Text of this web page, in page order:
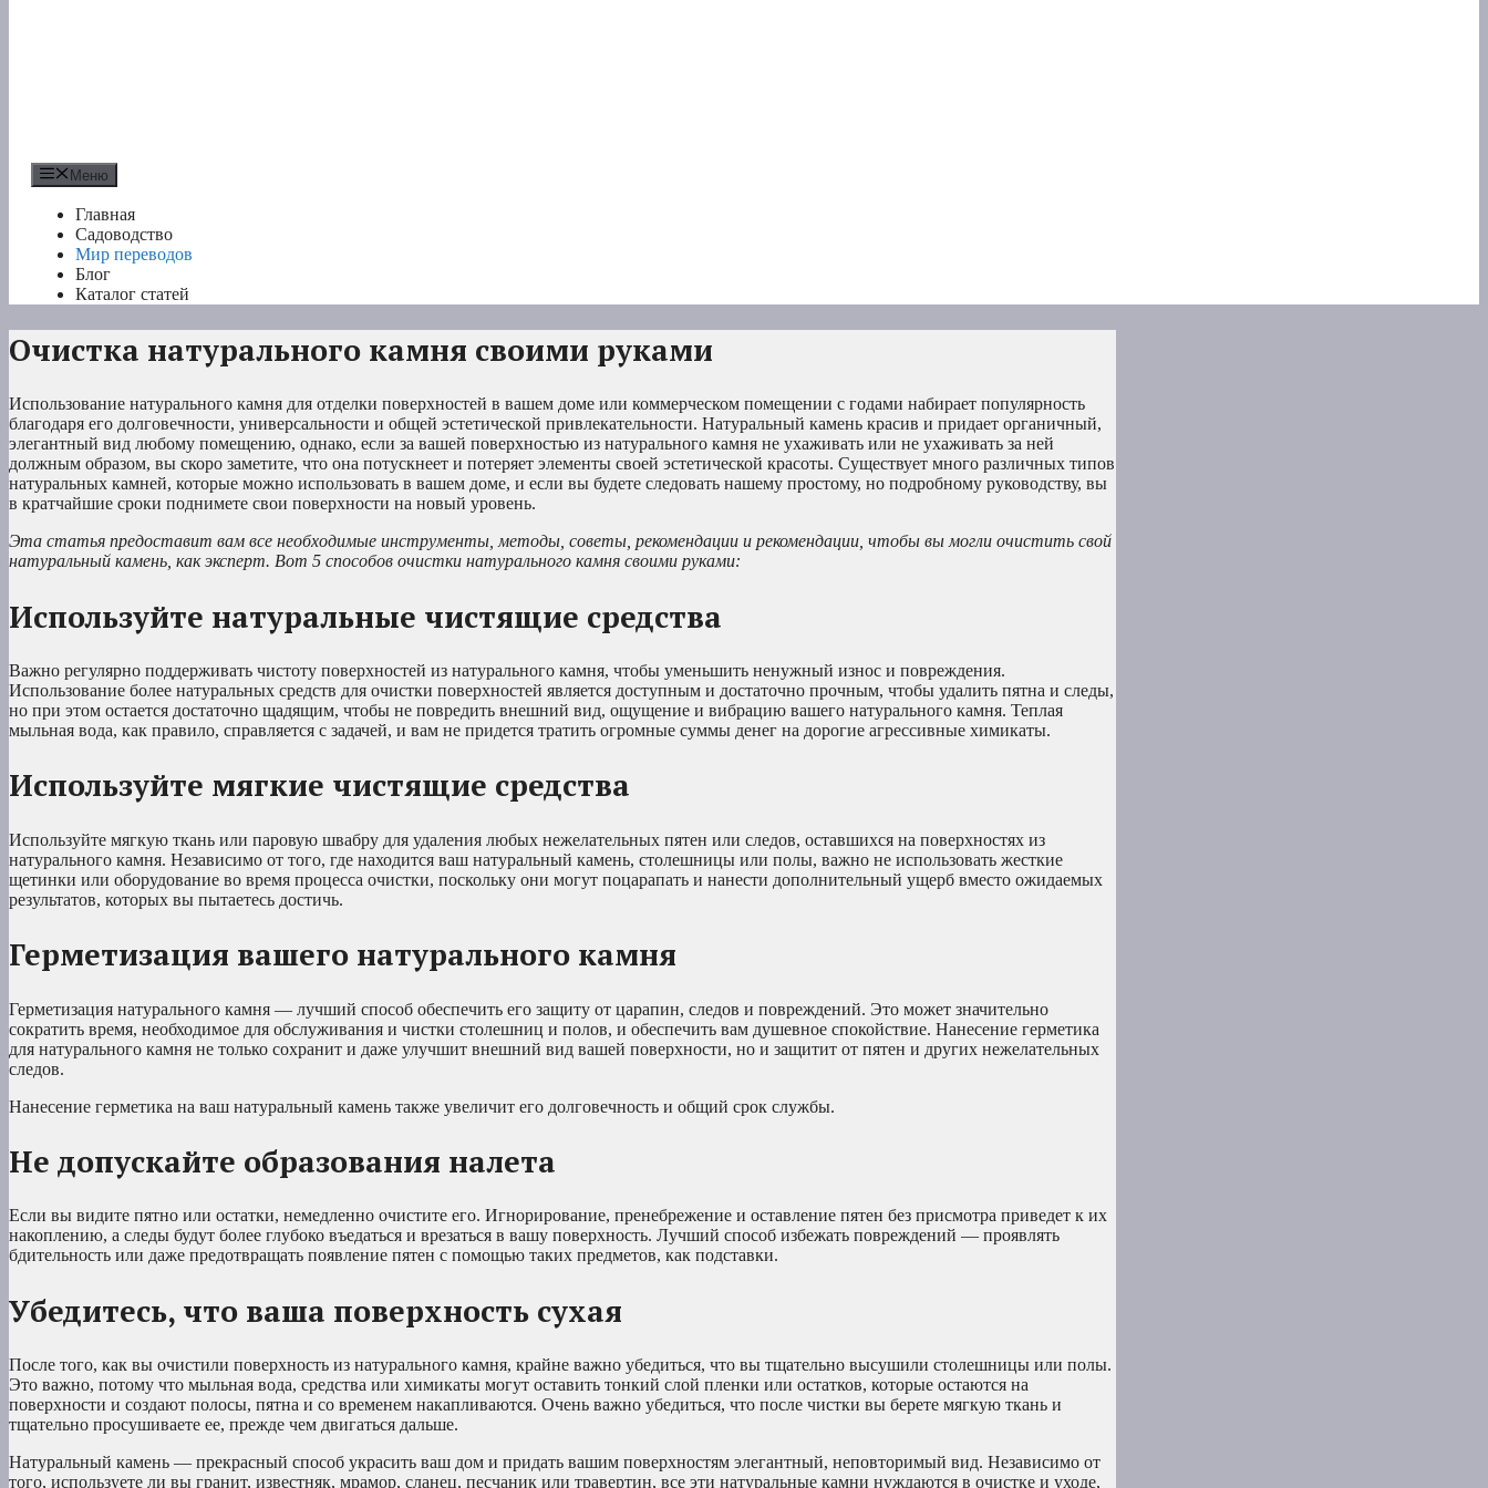
Меню
Главная
Садоводство
Мир переводов
Блог
Каталог статей
Очистка натурального камня своими руками
Использование натурального камня для отделки поверхностей в вашем доме или коммерческом помещении с годами набирает популярность
благодаря его долговечности, универсальности и общей эстетической привлекательности. Натуральный камень красив и придает органичный,
элегантный вид любому помещению, однако, если за вашей поверхностью из натурального камня не ухаживать или не ухаживать за ней
должным образом, вы скоро заметите, что она потускнеет и потеряет элементы своей эстетической красоты. Существует много различных типов
натуральных камней, которые можно использовать в вашем доме, и если вы будете следовать нашему простому, но подробному руководству, вы
в кратчайшие сроки поднимете свои поверхности на новый уровень.
Эта статья предоставит вам все необходимые инструменты, методы, советы, рекомендации и рекомендации, чтобы вы могли очистить свой
натуральный камень, как эксперт. Вот 5 способов очистки натурального камня своими руками:
Используйте натуральные чистящие средства
Важно регулярно поддерживать чистоту поверхностей из натурального камня, чтобы уменьшить ненужный износ и повреждения.
Использование более натуральных средств для очистки поверхностей является доступным и достаточно прочным, чтобы удалить пятна и следы,
но при этом остается достаточно щадящим, чтобы не повредить внешний вид, ощущение и вибрацию вашего натурального камня. Теплая
мыльная вода, как правило, справляется с задачей, и вам не придется тратить огромные суммы денег на дорогие агрессивные химикаты.
Используйте мягкие чистящие средства
Используйте мягкую ткань или паровую швабру для удаления любых нежелательных пятен или следов, оставшихся на поверхностях из
натурального камня. Независимо от того, где находится ваш натуральный камень, столешницы или полы, важно не использовать жесткие
щетинки или оборудование во время процесса очистки, поскольку они могут поцарапать и нанести дополнительный ущерб вместо ожидаемых
результатов, которых вы пытаетесь достичь.
Герметизация вашего натурального камня
Герметизация натурального камня — лучший способ обеспечить его защиту от царапин, следов и повреждений. Это может значительно
сократить время, необходимое для обслуживания и чистки столешниц и полов, и обеспечить вам душевное спокойствие. Нанесение герметика
для натурального камня не только сохранит и даже улучшит внешний вид вашей поверхности, но и защитит от пятен и других нежелательных
следов.
Нанесение герметика на ваш натуральный камень также увеличит его долговечность и общий срок службы.
Не допускайте образования налета
Если вы видите пятно или остатки, немедленно очистите его. Игнорирование, пренебрежение и оставление пятен без присмотра приведет к их
накоплению, а следы будут более глубоко въедаться и врезаться в вашу поверхность. Лучший способ избежать повреждений — проявлять
бдительность или даже предотвращать появление пятен с помощью таких предметов, как подставки.
Убедитесь, что ваша поверхность сухая
После того, как вы очистили поверхность из натурального камня, крайне важно убедиться, что вы тщательно высушили столешницы или полы.
Это важно, потому что мыльная вода, средства или химикаты могут оставить тонкий слой пленки или остатков, которые остаются на
поверхности и создают полосы, пятна и со временем накапливаются. Очень важно убедиться, что после чистки вы берете мягкую ткань и
тщательно просушиваете ее, прежде чем двигаться дальше.
Натуральный камень — прекрасный способ украсить ваш дом и придать вашим поверхностям элегантный, неповторимый вид. Независимо от
того, используете ли вы гранит, известняк, мрамор, сланец, песчаник или травертин, все эти натуральные камни нуждаются в очистке и уходе,